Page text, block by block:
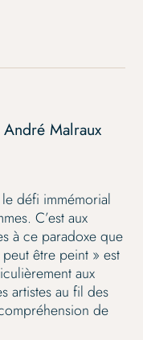
Malraux
défi immémorial
C’est aux
à ce paradoxe que
être peint » est
aux
artistes au fil des
de